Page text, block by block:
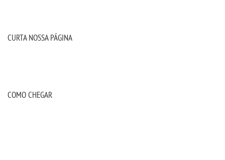
PPC
CURTA NOSSA PÁGINA
COMO CHEGAR